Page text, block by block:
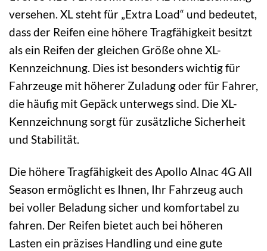
versehen. XL steht für „Extra Load“ und bedeutet,
dass der Reifen eine höhere Tragfähigkeit besitzt
als ein Reifen der gleichen Größe ohne XL-
Kennzeichnung. Dies ist besonders wichtig für
Fahrzeuge mit höherer Zuladung oder für Fahrer,
die häufig mit Gepäck unterwegs sind. Die XL-
Kennzeichnung sorgt für zusätzliche Sicherheit
und Stabilität.
Die höhere Tragfähigkeit des Apollo Alnac 4G All
Season ermöglicht es Ihnen, Ihr Fahrzeug auch
bei voller Beladung sicher und komfortabel zu
fahren. Der Reifen bietet auch bei höheren
Lasten ein präzises Handling und eine gute